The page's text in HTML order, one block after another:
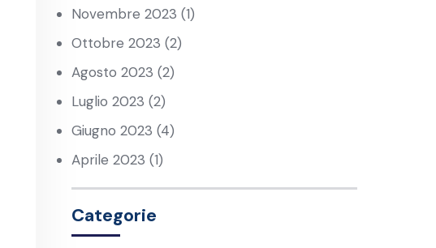
Novembre 2023 (1)
Ottobre 2023 (2)
Agosto 2023 (2)
Luglio 2023 (2)
Giugno 2023 (4)
Aprile 2023 (1)
Categorie